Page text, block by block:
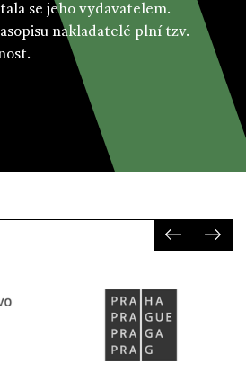
se jeho vydavatelem.
nakladatelé plní tzv.